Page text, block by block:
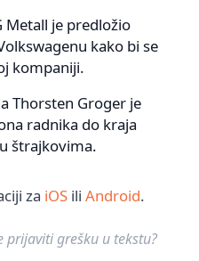
Metall je predložio
kako bi se
kompaniji.
Thorsten Groger je
radnika do kraja
štrajkovima.
za iOS ili Android.
prijaviti grešku u tekstu?